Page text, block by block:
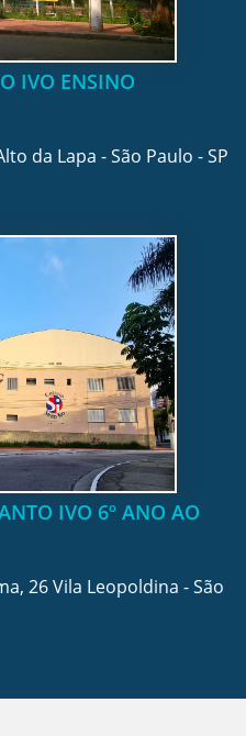
IVO ENSINO
da Lapa - São Paulo - SP
IVO 6º ANO AO
26 Vila Leopoldina - São